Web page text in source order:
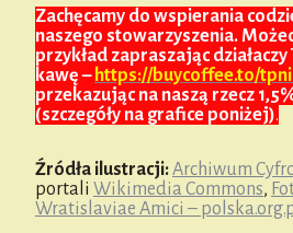
Zachęcamy do wspierania
naszego stowarzyszenia.
przykład zapraszając
kawę – https://buycoffee.to/
przekazując na naszą rzecz
(szczegóły na grafice poniżej).
Źródła ilustracji:Archiwum
portali Wikimedia Commons,
Wratislaviae Amici –